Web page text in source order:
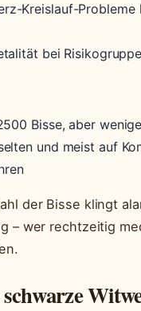
Kreislauf-Probleme
bei
Bisse, aber
und meist auf
der Bisse klingt
– wer rechtzeitig